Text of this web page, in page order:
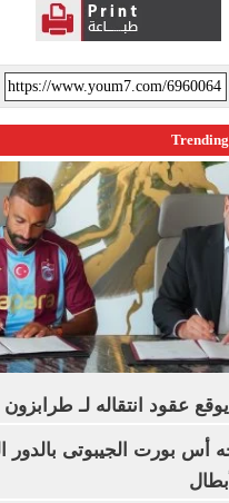
عقود انتقاله لـ طرابزون
أس بورت الجيبوتى بالدور